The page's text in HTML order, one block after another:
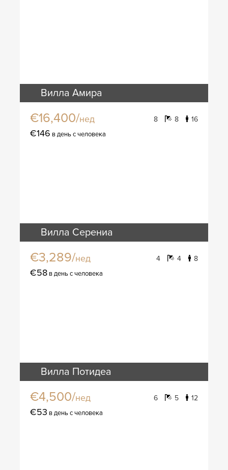
Вилла Амира
€16,400/нед 8 8 16
€146 в день с человека
Вилла Серениа
€3,289/нед 4 4 8
€58 в день с человека
Вилла Потидеа
€4,500/нед 6 5 12
€53 в день с человека